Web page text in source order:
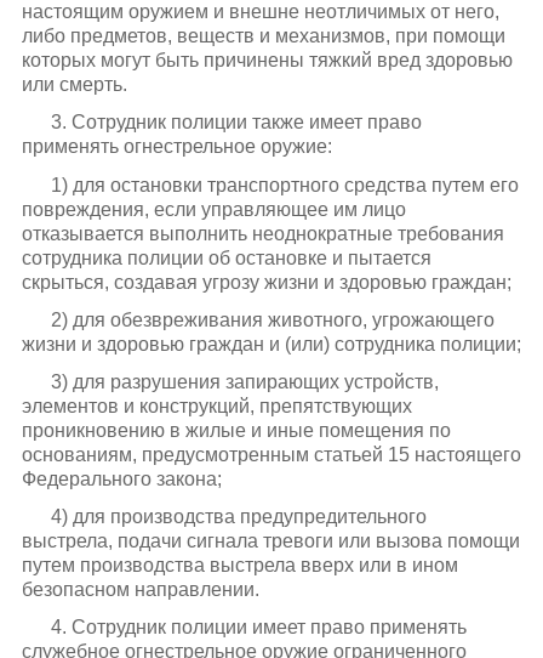
настоящим оружием и внешне неотличимых от него,
либо предметов, веществ и механизмов, при помощи
которых могут быть причинены тяжкий вред здоровью
или смерть.
3. Сотрудник полиции также имеет право
применять огнестрельное оружие:
1) для остановки транспортного средства путем его
повреждения, если управляющее им лицо
отказывается выполнить неоднократные требования
сотрудника полиции об остановке и пытается
скрыться, создавая угрозу жизни и здоровью граждан;
2) для обезвреживания животного, угрожающего
жизни и здоровью граждан и (или) сотрудника полиции;
3) для разрушения запирающих устройств,
элементов и конструкций, препятствующих
проникновению в жилые и иные помещения по
основаниям, предусмотренным статьей 15 настоящего
Федерального закона;
4) для производства предупредительного
выстрела, подачи сигнала тревоги или вызова помощи
путем производства выстрела вверх или в ином
безопасном направлении.
4. Сотрудник полиции имеет право применять
служебное огнестрельное оружие ограниченного